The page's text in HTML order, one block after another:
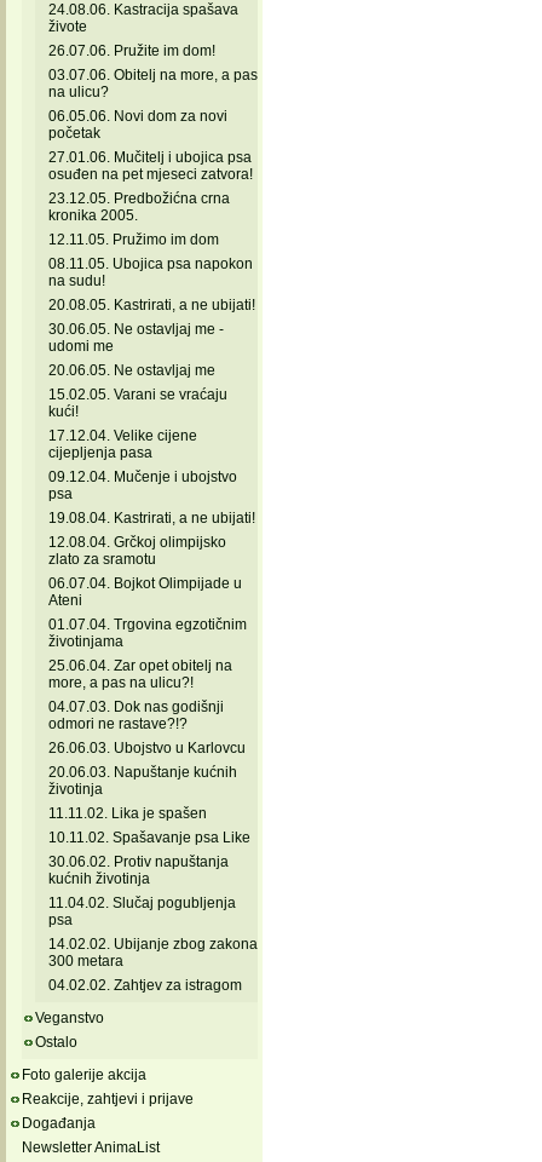
24.08.06. Kastracija spašava
živote
26.07.06. Pružite im dom!
03.07.06. Obitelj na more, a pas
na ulicu?
06.05.06. Novi dom za novi
početak
27.01.06. Mučitelj i ubojica psa
osuđen na pet mjeseci zatvora!
23.12.05. Predbožićna crna
kronika 2005.
12.11.05. Pružimo im dom
08.11.05. Ubojica psa napokon
na sudu!
20.08.05. Kastrirati, a ne ubijati!
30.06.05. Ne ostavljaj me -
udomi me
20.06.05. Ne ostavljaj me
15.02.05. Varani se vraćaju
kući!
17.12.04. Velike cijene
cijepljenja pasa
09.12.04. Mučenje i ubojstvo
psa
19.08.04. Kastrirati, a ne ubijati!
12.08.04. Grčkoj olimpijsko
zlato za sramotu
06.07.04. Bojkot Olimpijade u
Ateni
01.07.04. Trgovina egzotičnim
životinjama
25.06.04. Zar opet obitelj na
more, a pas na ulicu?!
04.07.03. Dok nas godišnji
odmori ne rastave?!?
26.06.03. Ubojstvo u Karlovcu
20.06.03. Napuštanje kućnih
životinja
11.11.02. Lika je spašen
10.11.02. Spašavanje psa Like
30.06.02. Protiv napuštanja
kućnih životinja
11.04.02. Slučaj pogubljenja
psa
14.02.02. Ubijanje zbog zakona
300 metara
04.02.02. Zahtjev za istragom
Veganstvo
Ostalo
Foto galerije akcija
Reakcije, zahtjevi i prijave
Događanja
Newsletter AnimaList